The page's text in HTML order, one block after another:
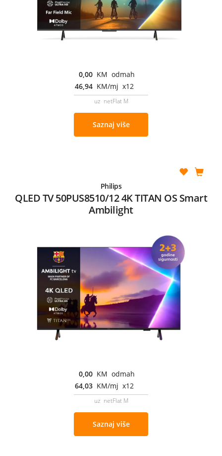
0,00 KM odmah
46,94 KM/mj x12
uz netFlat M
Saznaj više
Philips
QLED TV 50PUS8510/12 4K TITAN OS Smart
Ambilight
0,00 KM odmah
64,03 KM/mj x12
uz netFlat M
Saznaj više